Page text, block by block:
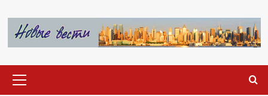
содержимому
меню